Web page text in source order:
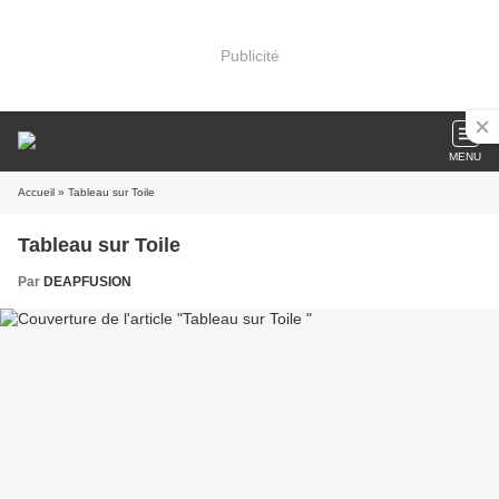
Publicité
MENU
Accueil » Tableau sur Toile
Tableau sur Toile
Par DEAPFUSION